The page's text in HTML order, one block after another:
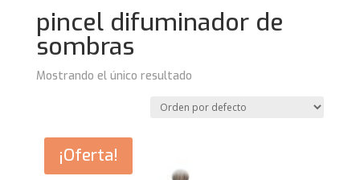
pincel difuminador de
sombras
Mostrando el único resultado
¡Oferta!